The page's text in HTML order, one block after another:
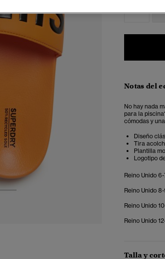
Notas del
No hay nada
para la
cómodas y
Diseño
Tira
Plantilla
Logotipo
Reino Unido 6-
Reino Unido
Reino Unido
Reino Unido
Talla y